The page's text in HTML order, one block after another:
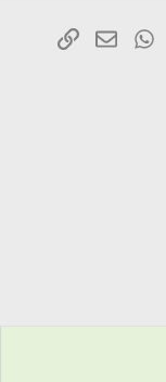
Tumblr
WhatsApp
البريدرابط